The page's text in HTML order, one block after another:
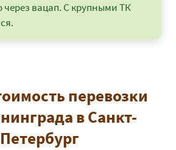
вацап. С крупными ТК
перевозки
в Санкт-
Петербург